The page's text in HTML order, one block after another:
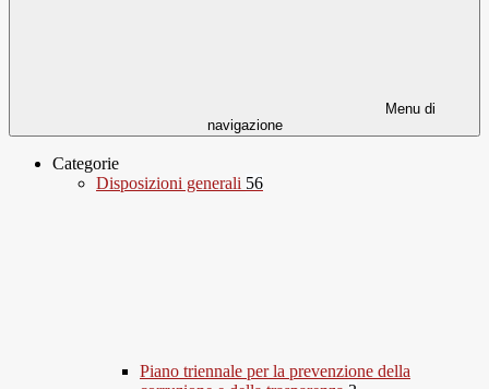
Menu di
navigazione
Categorie
Disposizioni generali 56
Piano triennale per la prevenzione della